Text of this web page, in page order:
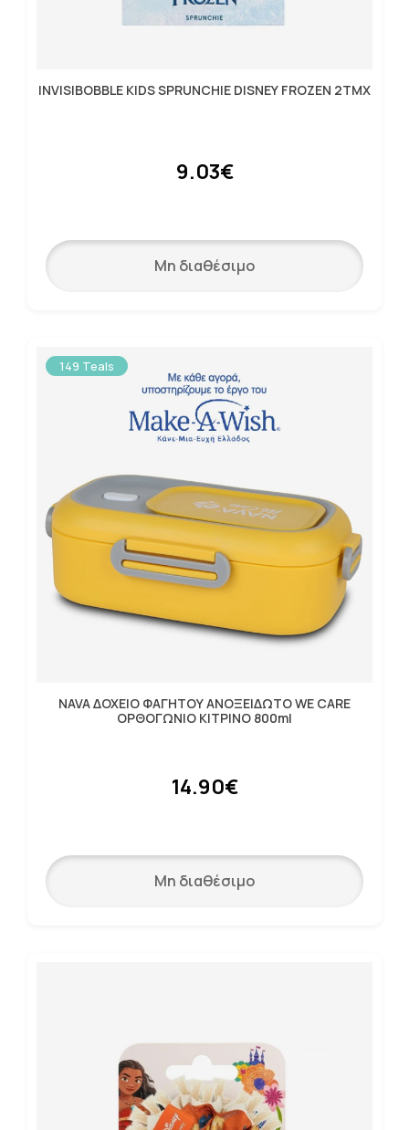
INVISIBOBBLE KIDS SPRUNCHIE DISNEY FROZEN 2TMX
9.03€
Μη διαθέσιμο
149 Teals
NAVA ΔΟΧΕΙΟ ΦΑΓΗΤΟΥ ΑΝΟΞΕΙΔΩΤΟ WE CARE
ΟΡΘΟΓΩΝΙΟ ΚΙΤΡΙΝΟ 800ml
14.90€
Μη διαθέσιμο